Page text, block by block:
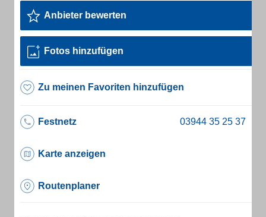
Anbieter bewerten
Fotos hinzufügen
Zu meinen Favoriten hinzufügen
Festnetz
Karte anzeigen
Routenplaner